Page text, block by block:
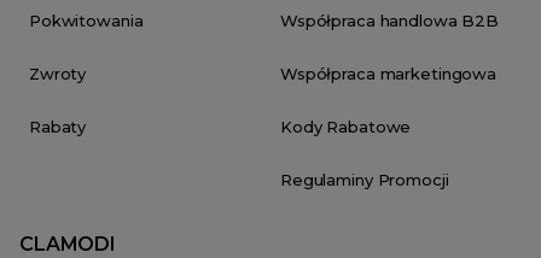
Pokwitowania
Zwroty
Rabaty
Współpraca handlowa B2B
Współpraca marketingowa
Kody Rabatowe
Regulaminy Promocji
CLAMODI